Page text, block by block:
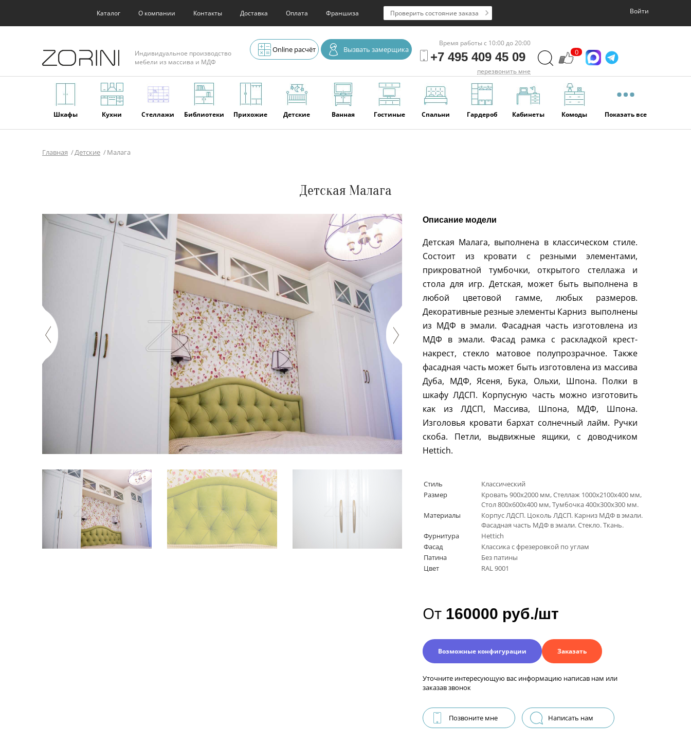
Каталог О компании Контакты Доставка Оплата Франшиза Войти
Проверить состояние заказа
Индивидуальное производство
мебели из массива и МДФ
Online расчёт Вызвать замерщика
Время работы с 10:00 до 20:00
+7 495 409 45 09
перезвонить мне
0
Шкафы Кухни Стеллажи Библиотеки Прихожие Детские Ванная Гостиные Спальни Гардероб Кабинеты Комоды Показать все
Главная Детские Малага
Детская Малага
Описание модели
Детская Малага, выполнена в классическом стиле.
Состоит из кровати с резными элементами,
прикроватной тумбочки, открытого стеллажа и
стола для игр. Детская, может быть выполнена в
любой цветовой гамме, любых размеров.
Декоративные резные элементы Карниз выполнены
из МДФ в эмали. Фасадная часть изготовлена из
МДФ в эмали. Фасад рамка с раскладкой крест-
накрест, стекло матовое полупрозрачное. Также
фасадная часть может быть изготовлена из массива
Дуба, МДФ, Ясеня, Бука, Ольхи, Шпона. Полки в
шкафу ЛДСП. Корпусную часть можно изготовить
как из ЛДСП, Массива, Шпона, МДФ, Шпона.
Изголовья кровати бархат солнечный лайм. Ручки
скоба. Петли, выдвижные ящики, с доводчиком
Hettich.
Стиль
Классический
Размер
Кровать 900х2000 мм, Стеллаж 1000х2100х400 мм,
Стол 800х600х400 мм, Тумбочка 400х300х300 мм.
Материалы
Корпус ЛДСП. Цоколь ЛДСП. Карниз МДФ в эмали.
Фасадная часть МДФ в эмали. Стекло. Ткань.
Фурнитура
Hettich
Фасад
Классика с фрезеровкой по углам
Патина
Без патины
Цвет
RAL 9001
От 160000 руб./шт
Возможные конфигурации Заказать
Уточните интересующую вас информацию написав нам или
заказав звонок
Позвоните мне Написать нам